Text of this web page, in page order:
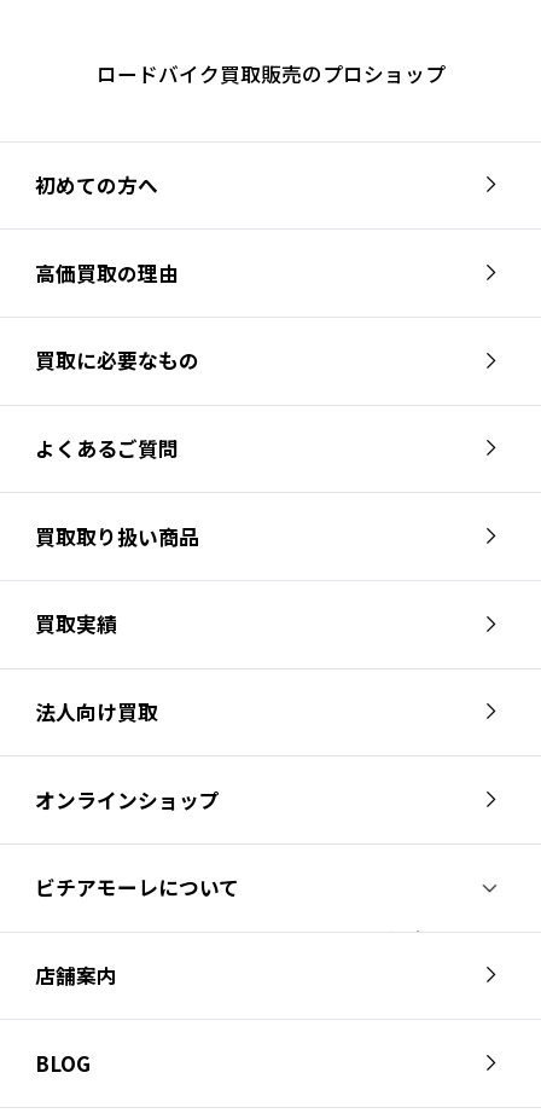
ロードバイク買取販売のプロショップ
初めての方へ
高価買取の理由
買取に必要なもの
よくあるご質問
買取取り扱い商品
買取実績
法人向け買取
オンラインショップ
ビチアモーレについて
ビチアモーレについて
スタッフ紹介
会社概要
店舗案内
芦屋店
南麻布店
サイクルジャージ店
BLOG